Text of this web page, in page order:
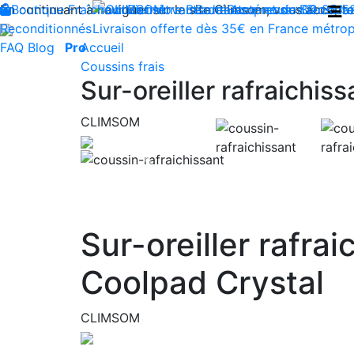
En continuant à naviguer sur le site Climsom, vous
Produits innovants de Santé et de Bien-
Livraison offerte dès 35€ en France
Contactez-nous : 02 85
Boutique Fraîcheur Bien-être Beauté Acupression Dos
Reconditionnés
FAQ Blog ProAccueil
Coussins frais
Sur-oreiller
CLIMSOM
Previous
Sur-oreiller
Coolpad Crystal
CLIMSOM